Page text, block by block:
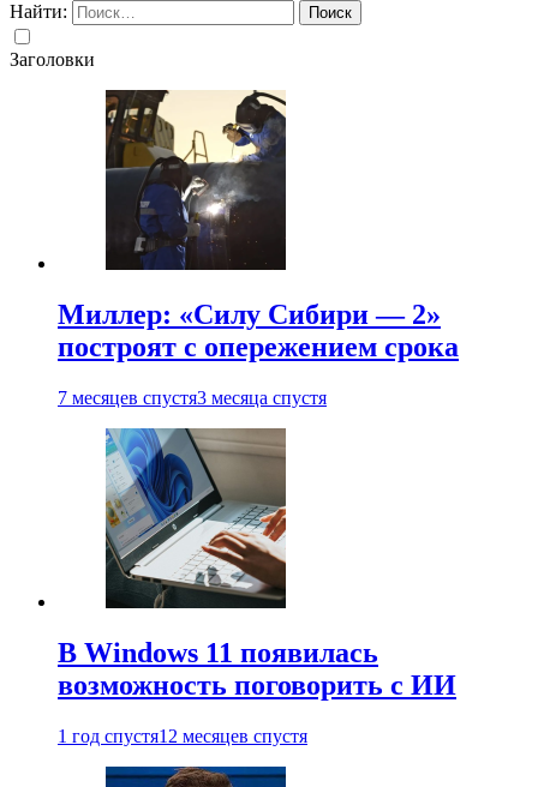
Найти:
Заголовки
Миллер: «Силу Сибири — 2»
построят с опережением срока
7 месяцев спустя3 месяца спустя
В Windows 11 появилась
возможность поговорить с ИИ
1 год спустя12 месяцев спустя